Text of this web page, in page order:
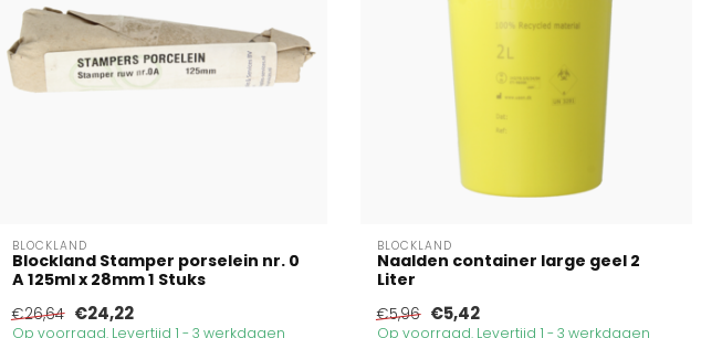
BLOCKLAND
Blockland Stamper porselein nr. 0
A 125ml x 28mm 1 Stuks
€26,64 €24,22
Op voorraad. Levertijd 1 - 3 werkdagen
BLOCKLAND
Naalden container large geel 2
Liter
€5,96 €5,42
Op voorraad. Levertijd 1 - 3 werkdagen